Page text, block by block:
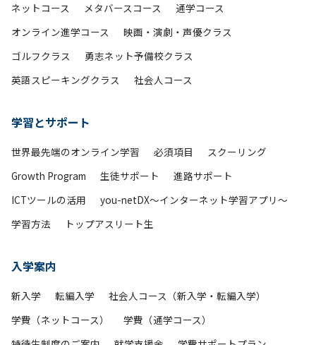
ネットコース メタバースコース
通学コース
オンライン進学コース
映画・演劇・声優クラス
ゴルフクラス
勇志ネット予備校クラス
英語スピーキングクラス
社会人コース
学習とサポート
世界最先端のオンライン学習 必須項目
スクーリング
Growth Program
生徒サポート
進路サポート
ICTツールの活用
you-netDX～インターネット学習アプリ～
学習方法
トップアスリート生
入学案内
新入学 転編入学
社会人コース（新入学・転編入学）
学費（ネットコース）
学費（通学コース）